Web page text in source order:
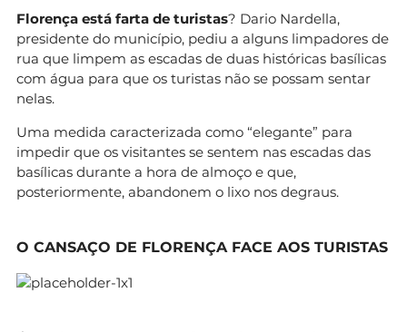
Florença está farta de turistas? Dario Nardella,
presidente do município, pediu a alguns limpadores de
rua que limpem as escadas de duas históricas basílicas
com água para que os turistas não se possam sentar
nelas.
Uma medida caracterizada como “elegante” para
impedir que os visitantes se sentem nas escadas das
basílicas durante a hora de almoço e que,
posteriormente, abandonem o lixo nos degraus.
O CANSAÇO DE FLORENÇA FACE AOS TURISTAS